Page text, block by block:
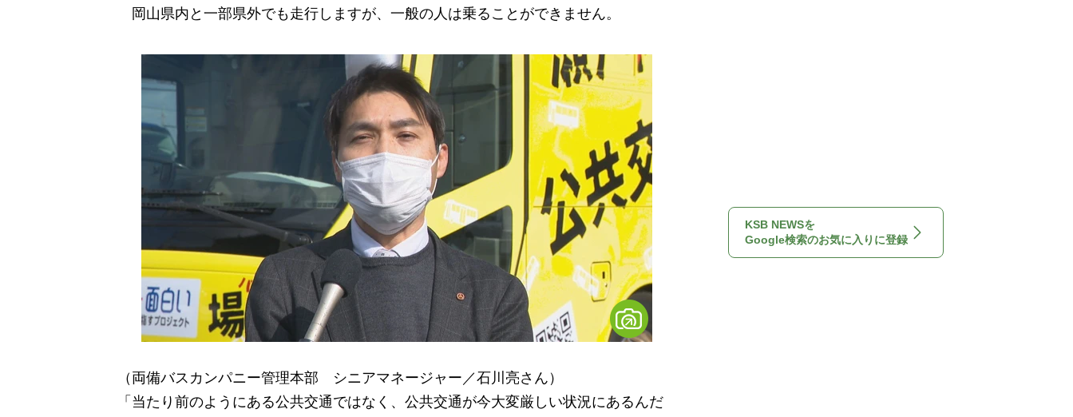
岡山県内と一部県外でも走行しますが、一般の人は乗ることができません。
（両備バスカンパニー管理本部 シニアマネージャー／石川亮さん）
「当たり前のようにある公共交通ではなく、公共交通が今大変厳しい状況にあるんだ
KSB NEWSを
Google検索のお気に入りに登録